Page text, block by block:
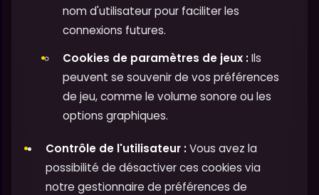
nom d'utilisateur pour faciliter les
connexions futures.
Cookies de paramètres de jeux :Ils
peuvent se souvenir de vos préférences
de jeu, comme le volume sonore ou les
options graphiques.
Contrôle de l'utilisateur :Vous avez la
possibilité de désactiver ces cookies via
notre gestionnaire de préférences de